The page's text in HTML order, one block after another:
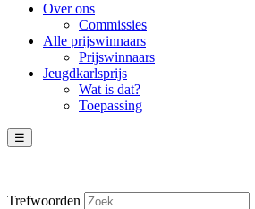
Over ons
Commissies
Alle prijswinnaars
Prijswinnaars
Jeugdkarlsprijs
Wat is dat?
Toepassing
☰
Trefwoorden